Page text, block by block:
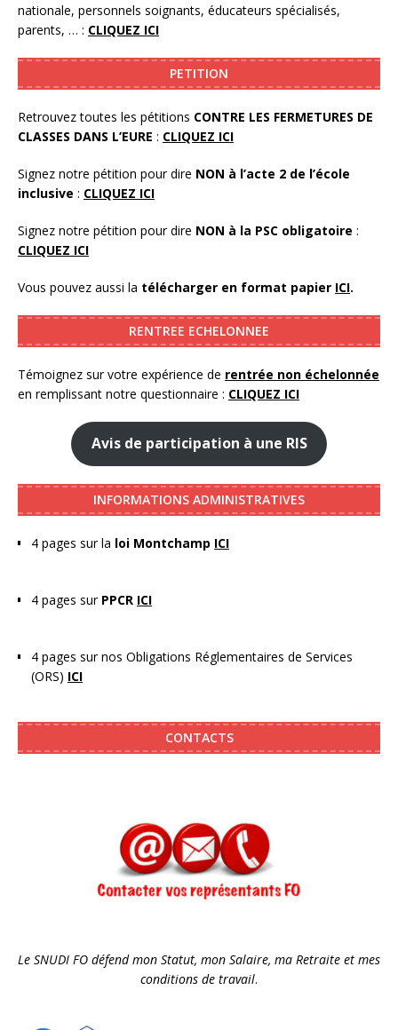
nationale, personnels soignants, éducateurs spécialisés,
parents, … : CLIQUEZ ICI
PETITION
Retrouvez toutes les pétitions CONTRE LES FERMETURES DE
CLASSES DANS L’EURE : CLIQUEZ ICI
Signez notre pétition pour dire NON à l’acte 2 de l’école
inclusive : CLIQUEZ ICI
Signez notre pétition pour dire NON à la PSC obligatoire :
CLIQUEZ ICI
Vous pouvez aussi la télécharger en format papier ICI.
RENTREE ECHELONNEE
Témoignez sur votre expérience de rentrée non échelonnée
en remplissant notre questionnaire : CLIQUEZ ICI
Avis de participation à une RIS
INFORMATIONS ADMINISTRATIVES
4 pages sur la loi Montchamp ICI
4 pages sur PPCR ICI
4 pages sur nos Obligations Réglementaires de Services
(ORS) ICI
CONTACTS
Le SNUDI FO défend mon Statut, mon Salaire, ma Retraite et mes
conditions de travail.